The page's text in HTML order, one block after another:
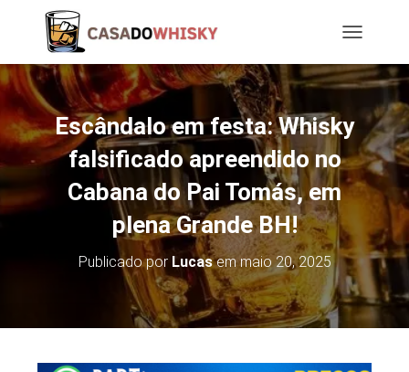
O
G
E
A
V
A
T
O
N
Escândalo em festa: Whisky
falsificado apreendido no
Cabana do Pai Tomás, em
plena Grande BH!
Publicado por Lucasemmaio 20, 2025